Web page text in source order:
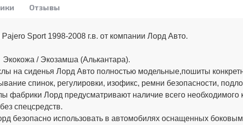
Отзывы
Sport 1998-2008 г.в. от компании Лорд Авто.
Экокожа / Экозамша (Алькантара).
на сиденья Лорд Авто полностью модельные,пошиты
спинок, регулировки, изофикс, ремни безопасности,
фабрики Лорд предусматривают наличие всего необходимого
спецсредств.
безопасно использовать в автомобилях оснащенных